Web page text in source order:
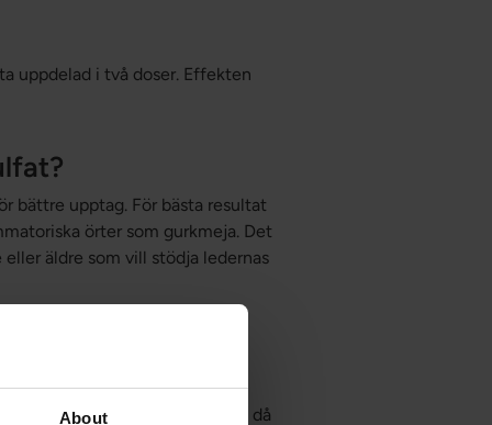
About
uppdelad i två doser. Effekten
bättre upptag. För bästa resultat
örter som gurkmeja. Det
äldre som vill stödja ledernas
kan uppleva milda
bör vara försiktiga då